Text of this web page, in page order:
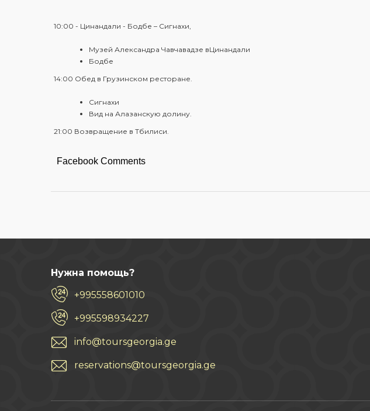
10:00 - Цинандали - Бодбе – Сигнахи,
Музей Александра Чавчавадзе вЦинандали
Бодбе
14:00 Обед в Грузинском ресторане.
Сигнахи
Вид на Алазанскую долину.
21:00 Возвращение в Тбилиси.
Facebook Comments
Нужна помощь?
+995558601010
+995598934227
info@toursgeorgia.ge
reservations@toursgeorgia.ge